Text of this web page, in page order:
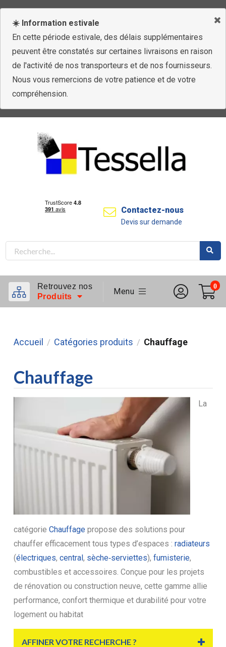
☀️ Information estivale
En cette période estivale, des délais supplémentaires
peuvent être constatés sur certaines livraisons en raison
de l'activité de nos transporteurs et de nos fournisseurs.
Nous vous remercions de votre patience et de votre
compréhension.
Contactez-nous
Devis sur demande
Retrouvez nos
Produits
Menu
0
Accueil / Catégories produits / Chauffage
Chauffage
La
catégorie Chauffagepropose des solutions pour
chauffer efficacement tous types d’espaces : radiateurs
(électriques, central, sèche‑serviettes), fumisterie,
combustibles et accessoires. Conçue pour les projets
de rénovation ou construction neuve, cette gamme allie
performance, confort thermique et durabilité pour votre
logement ou habitat
AFFINER VOTRE RECHERCHE ?